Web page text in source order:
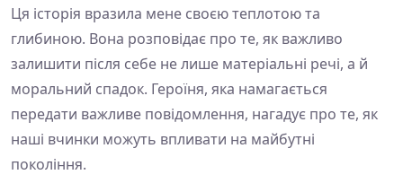
Ця історія вразила мене своєю теплотою та
глибиною. Вона розповідає про те, як важливо
залишити після себе не лише матеріальні речі, а й
моральний спадок. Героїня, яка намагається
передати важливе повідомлення, нагадує про те, як
наші вчинки можуть впливати на майбутні
покоління.